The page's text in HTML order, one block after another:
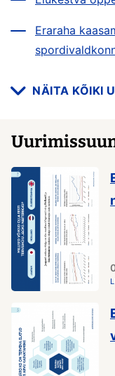
Eraraha
NÄITA KÕIKI